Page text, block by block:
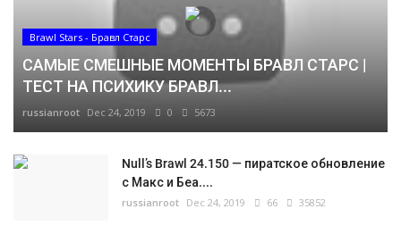
Brawl Stars - Бравл Старс
САМЫЕ СМЕШНЫЕ МОМЕНТЫ БРАВЛ СТАРС |
ТЕСТ НА ПСИХИКУ БРАВЛ...
russianroot Dec 24, 2019 0 5673
Null’s Brawl 24.150 — пиратское обновление
с Макс и Беа....
russianroot Dec 24, 2019 66 35852